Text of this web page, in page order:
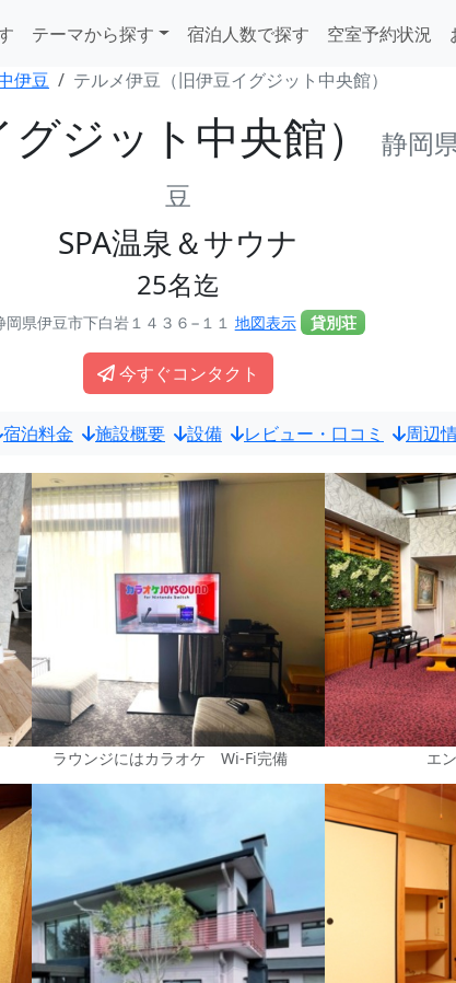
テーマから探す 宿泊人数で探す 空室予約状況
伊豆 テルメ伊豆（旧伊豆イグジット中央館）
ジット中央館）
静岡
豆
SPA温泉＆サウナ
25名迄
岡県伊豆市下白岩１４３６−１１ 地図表示 貸別荘
今すぐコンタクト
宿泊料金 施設概要 設備 レビュー・口コミ 周辺
ラウンジにはカラオケ Wi-Fi完備 エ